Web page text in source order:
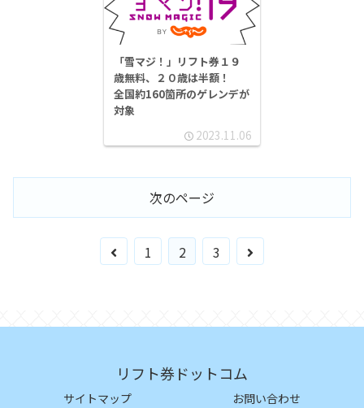
「雪マジ！」リフト券１９
歳無料、２０歳は半額！
全国約160箇所のゲレンデが
対象
2023.11.06
次のページ
前
1 2 3
次
リフト券ドットコム
サイトマップ お問い合わせ